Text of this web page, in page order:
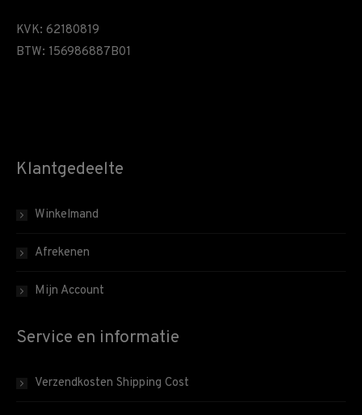
KVK: 62180819
BTW: 156986887B01
Klantgedeelte
Winkelmand
Afrekenen
Mijn Account
Service en informatie
Verzendkosten Shipping Cost